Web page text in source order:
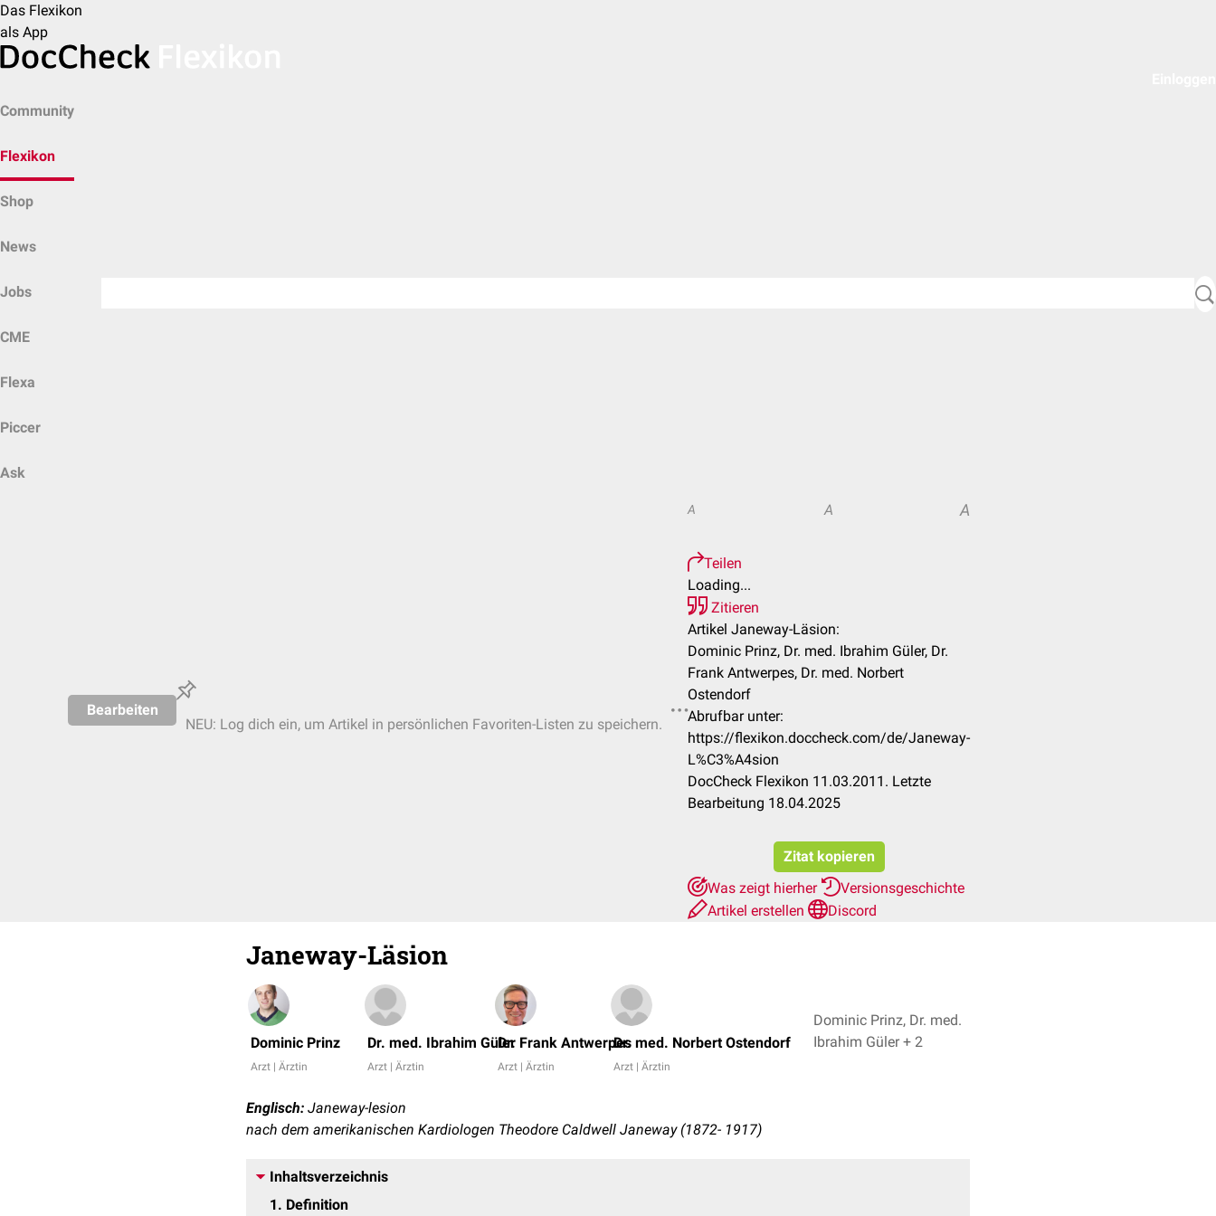
Das Flexikon
als App
Community
Flexikon
Shop
News
Jobs
CME
Flexa
Piccer
Ask
Bearbeiten
NEU: Log dich ein, um Artikel in persönlichen Favoriten-Listen zu speichern.
A A A
Teilen
Loading...
Zitieren
Artikel Janeway-Läsion:
Dominic Prinz, Dr. med. Ibrahim Güler, Dr.
Frank Antwerpes, Dr. med. Norbert
Ostendorf
Abrufbar unter:
https://flexikon.doccheck.com/de/Janeway-
L%C3%A4sion
DocCheck Flexikon 11.03.2011. Letzte
Bearbeitung 18.04.2025
Zitat kopieren
Was zeigt hierher
Versionsgeschichte
Artikel erstellen
Discord
Janeway-Läsion
Dominic Prinz
Arzt | Ärztin
Dr. med. Ibrahim Güler
Arzt | Ärztin
Dr. Frank Antwerpes
Arzt | Ärztin
Dr. med. Norbert Ostendorf
Arzt | Ärztin
Dominic Prinz, Dr. med.
Ibrahim Güler + 2
Englisch: Janeway-lesion
nach dem amerikanischen Kardiologen Theodore Caldwell Janeway (1872- 1917)
Inhaltsverzeichnis
1
Definition